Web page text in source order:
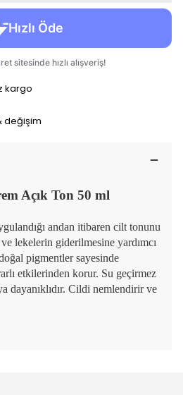
kargo
değişim
Açık Ton 50 ml
andan itibaren cilt tonunu
lekelerin giderilmesine yardımcı
pigmentler sayesinde
etkilerinden korur. Su geçirmez
dayanıklıdır. Cildi nemlendirir ve